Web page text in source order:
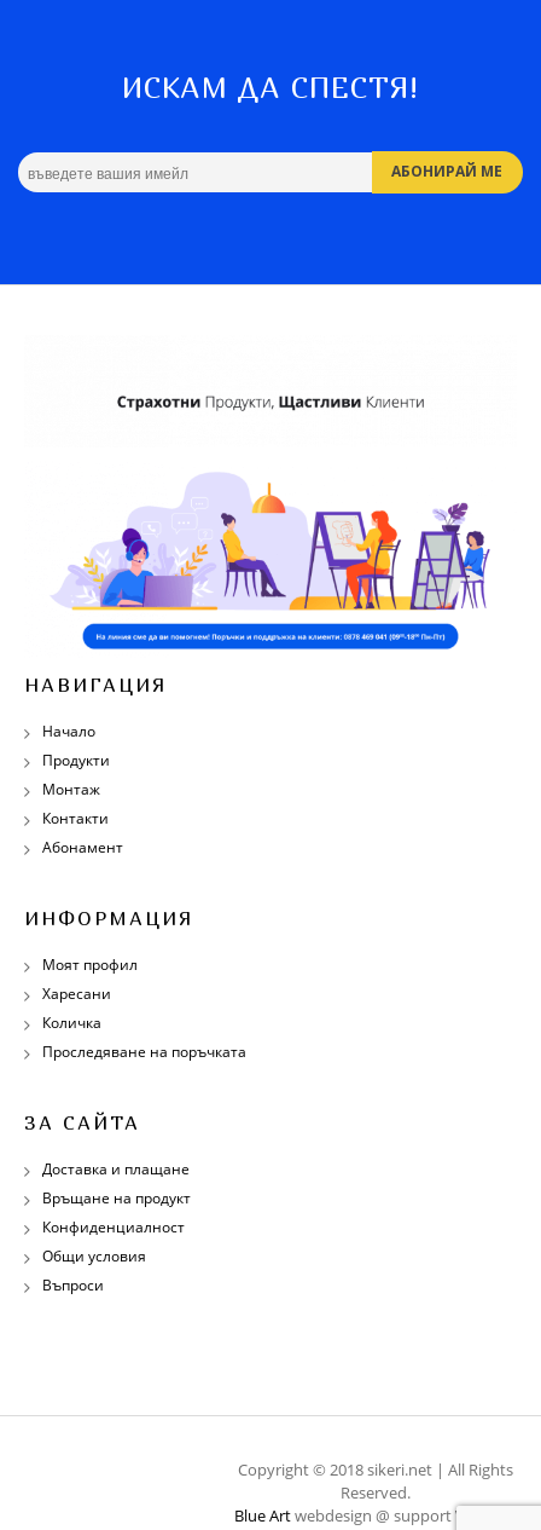
ИСКАМ ДА СПЕСТЯ!
НАВИГАЦИЯ
Начало
Продукти
Монтаж
Контакти
Абонамент
ИНФОРМАЦИЯ
Моят профил
Харесани
Количка
Проследяване на поръчката
ЗА САЙТА
Доставка и плащане
Връщане на продукт
Конфиденциалност
Общи условия
Въпроси
Copyright © 2018 sikeri.net | All Rights
Reserved.
Blue Artwebdesign @ supportWebOps